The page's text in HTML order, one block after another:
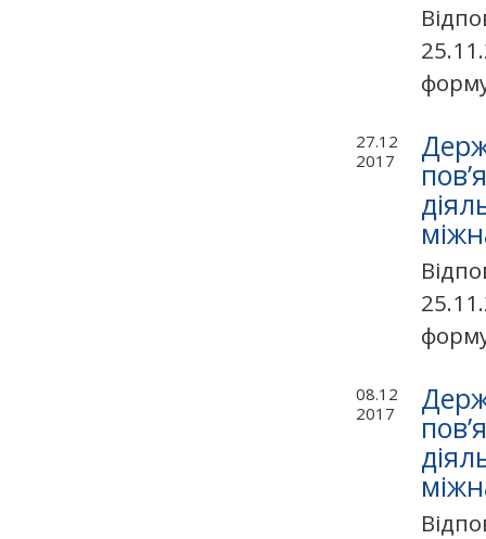
27.12
2017
08.12
2017